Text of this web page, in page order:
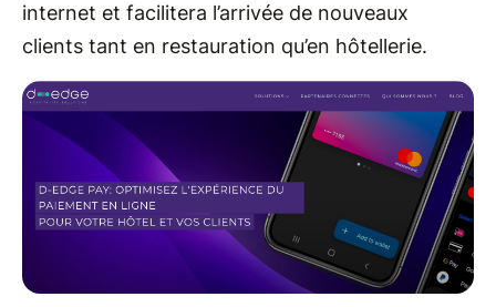
internet et facilitera l’arrivée de nouveaux
clients tant en restauration qu’en hôtellerie.